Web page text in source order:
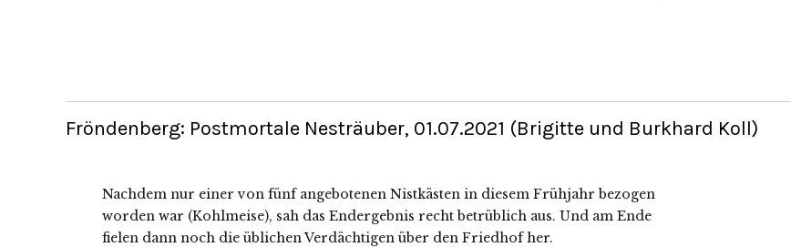
Fröndenberg: Postmortale Nesträuber, 01.07.2021 (Brigitte und Burkhard Koll)
Nachdem nur einer von fünf angebotenen Nistkästen in diesem Frühjahr bezogen
worden war (Kohlmeise), sah das Endergebnis recht betrüblich aus. Und am Ende
fielen dann noch die üblichen Verdächtigen über den Friedhof her.